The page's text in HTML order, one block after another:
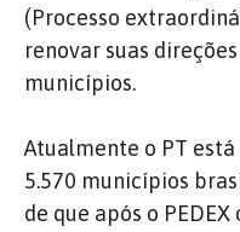
(Processo
renovar suas
municípios.
Atualmente o PT
5.570 municípios
de que após o